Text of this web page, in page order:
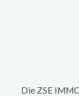
Die ZSE